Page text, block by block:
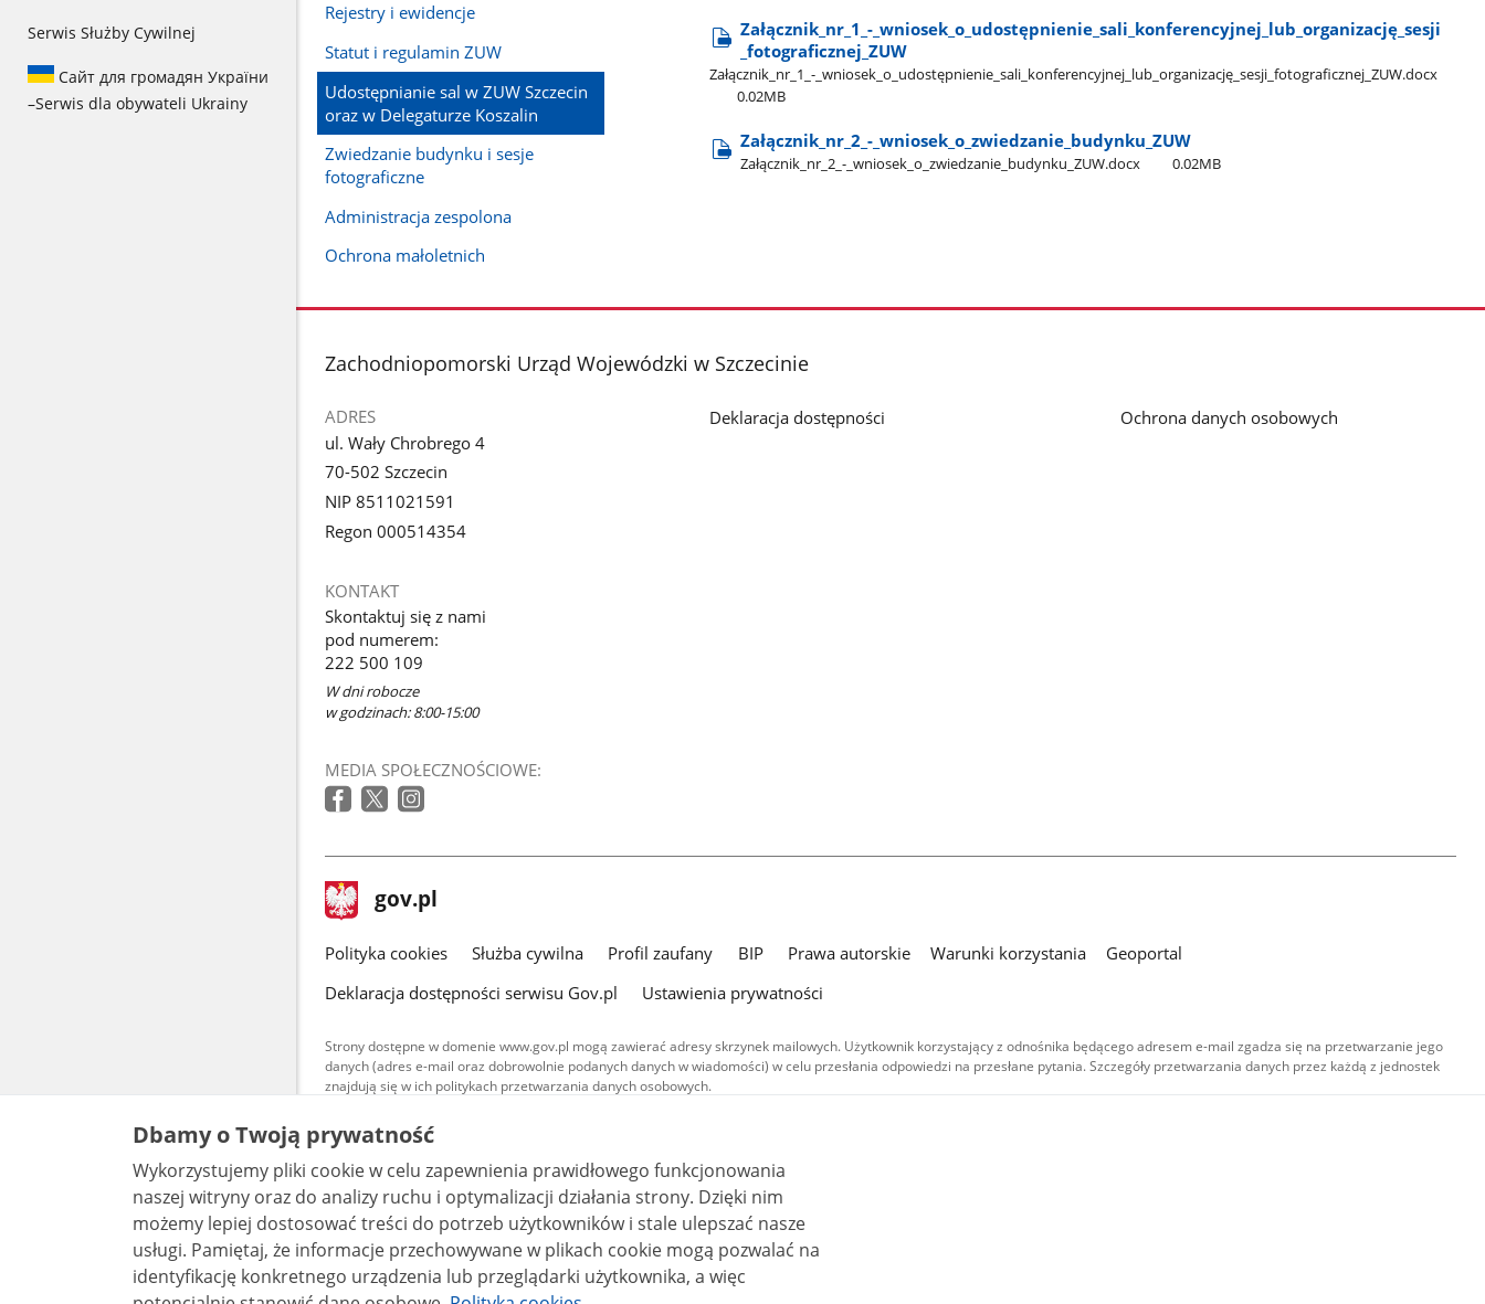
Serwis Służby Cywilnej
Сайт для громадян України
–Serwis dla obywateli Ukrainy
Rejestry i ewidencje
Statut i regulamin ZUW
Udostępnianie sal w ZUW Szczecin
oraz w Delegaturze Koszalin
Zwiedzanie budynku i sesje
fotograficzne
Administracja zespolona
Ochrona małoletnich
Załącznik​_nr​_1​_-​_wniosek​_o​_udostępnienie​_sali​_konferencyjnej​_lub​_organizację​_sesji​
_fotograficznej​_ZUW
Załącznik​_nr​_1​_-​_wniosek​_o​_udostępnienie​_sali​_konferencyjnej​_lub​_organizację​_sesji​_fotograficznej​_ZUW.docx
0.02MB
Załącznik​_nr​_2​_-​_wniosek​_o​_zwiedzanie​_budynku​_ZUW
Załącznik​_nr​_2​_-​_wniosek​_o​_zwiedzanie​_budynku​_ZUW.docx 0.02MB
stopka
Zachodniopomorski Urząd Wojewódzki w Szczecinie
ADRES
ul. Wały Chrobrego 4
70-502 Szczecin
NIP 8511021591
Regon 000514354
KONTAKT
Skontaktuj się z nami
pod numerem:
222 500 109
W dni robocze
w godzinach: 8:00-15:00
MEDIA SPOŁECZNOŚCIOWE:
Deklaracja dostępności Ochrona danych osobowych
stopka
gov.pl Strona
gov.pl
gov.pl
Polityka cookies Służba cywilna Profil zaufany BIP Prawa autorskie Warunki korzystania
Geoportal
Deklaracja dostępności serwisu Gov.pl
Ustawienia prywatności
Strony dostępne w domenie www.gov.pl mogą zawierać adresy skrzynek mailowych. Użytkownik korzystający z odnośnika będącego adresem e-mail zgadza się na przetwarzanie jego
danych (adres e-mail oraz dobrowolnie podanych danych w wiadomości) w celu przesłania odpowiedzi na przesłane pytania. Szczegóły przetwarzania danych przez każdą z jednostek
znajdują się w ich politykach przetwarzania danych osobowych.
Treści tekstowe publikowane w serwisie (z wyłączeniem treści audiowizualnych), są
udostępniane na licencji typu Creative Commons: uznanie autorstwa - na tych samych
warunkach 4.0 (CC BY-SA 4.0). Materiały audiowizualne, w tym zdjęcia, materiały audio i wideo,
są udostępniane na licencji typu Creative Commons: uznanie autorstwa użycie niekomercyjne -
bez utworów zależnych 4.0 (CC BY-NC-ND 4.0), o ile nie jest to stwierdzone inaczej.
Dbamy o Twoją prywatność
Wykorzystujemy pliki cookie w celu zapewnienia prawidłowego funkcjonowania
naszej witryny oraz do analizy ruchu i optymalizacji działania strony. Dzięki nim
możemy lepiej dostosować treści do potrzeb użytkowników i stale ulepszać nasze
usługi. Pamiętaj, że informacje przechowywane w plikach cookie mogą pozwalać na
identyfikację konkretnego urządzenia lub przeglądarki użytkownika, a więc